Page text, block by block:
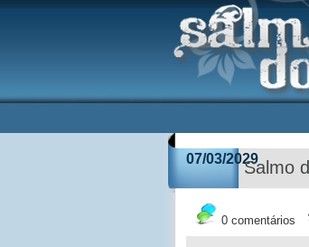
07/03/2029Salmo
0 comentários